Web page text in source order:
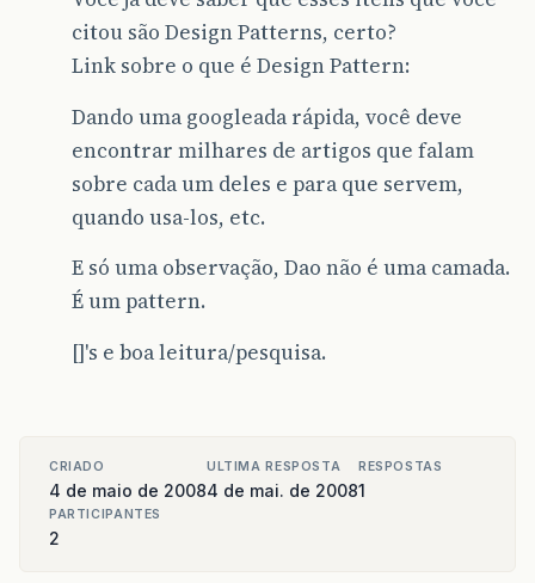
citou são Design Patterns, certo?
Link sobre o que é Design Pattern:
Dando uma googleada rápida, você deve
encontrar milhares de artigos que falam
sobre cada um deles e para que servem,
quando usa-los, etc.
E só uma observação, Dao não é uma camada.
É um pattern.
[]'s e boa leitura/pesquisa.
CRIADO
4 de maio de 2008
ULTIMA RESPOSTA
4 de mai. de 2008
RESPOSTAS
1
PARTICIPANTES
2